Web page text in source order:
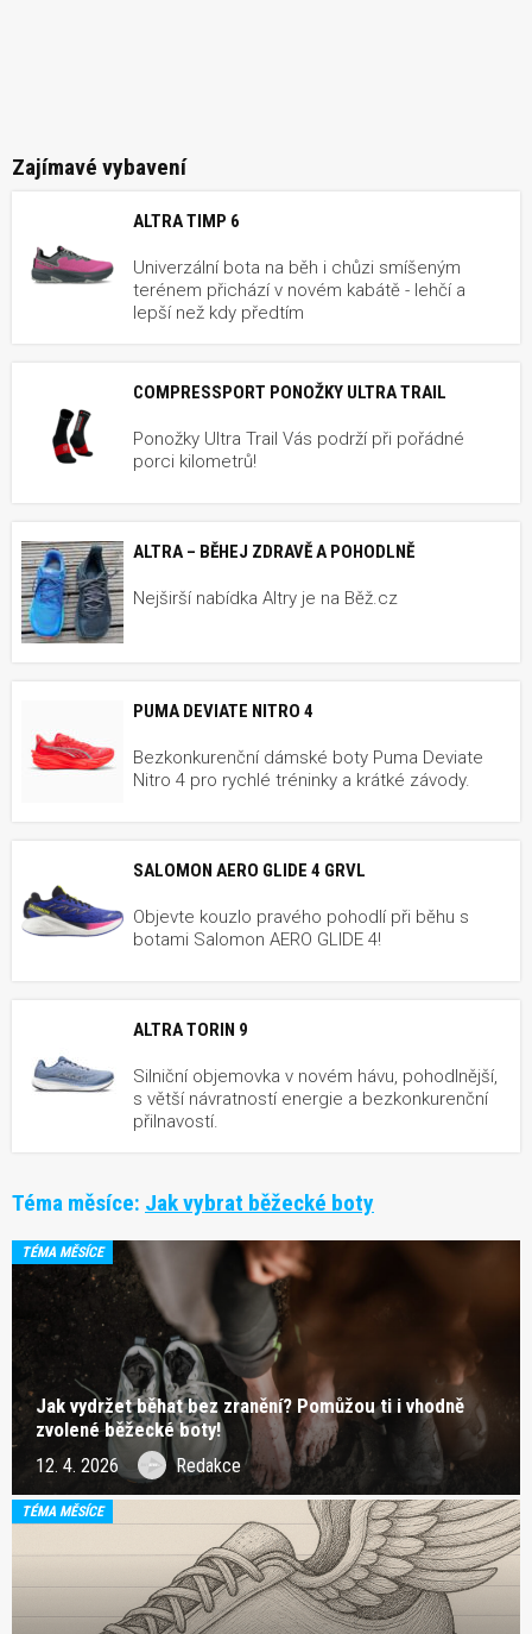
Zajímavé vybavení
ALTRA TIMP 6
Univerzální bota na běh i chůzi smíšeným
terénem přichází v novém kabátě - lehčí a
lepší než kdy předtím
COMPRESSPORT PONOŽKY ULTRA TRAIL
Ponožky Ultra Trail Vás podrží při pořádné
porci kilometrů!
ALTRA – BĚHEJ ZDRAVĚ A POHODLNĚ
Nejširší nabídka Altry je na Běž.cz
PUMA DEVIATE NITRO 4
Bezkonkurenční dámské boty Puma Deviate
Nitro 4 pro rychlé tréninky a krátké závody.
SALOMON AERO GLIDE 4 GRVL
Objevte kouzlo pravého pohodlí při běhu s
botami Salomon AERO GLIDE 4!
ALTRA TORIN 9
Silniční objemovka v novém hávu, pohodlnější,
s větší návratností energie a bezkonkurenční
přilnavostí.
Téma měsíce: Jak vybrat běžecké boty
TÉMA MĚSÍCE
Jak vydržet běhat bez zranění? Pomůžou ti i vhodně
zvolené běžecké boty!
12. 4. 2026 Redakce
TÉMA MĚSÍCE